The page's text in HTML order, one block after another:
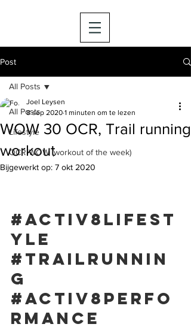
Post
All Posts
Lifestyle
OCR WOW (workout of the week)
All Posts
WOW 30 OCR, Trail running
workout
Joel Leysen
8 sep 2020 1 minuten om te lezen
Bijgewerkt op: 7 okt 2020
#activ8lifest
yle
#trailrunnin
g
#activ8perfo
rmance